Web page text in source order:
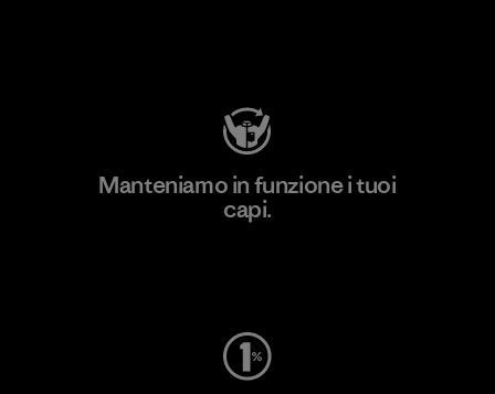
Manteniamo in funzione i tuoi
capi.